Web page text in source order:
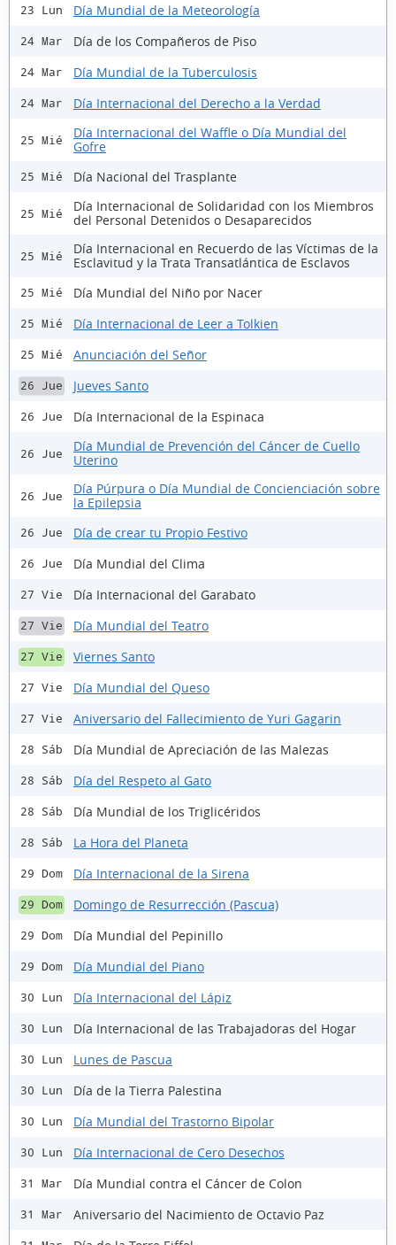
23 Lun Día Mundial de la Meteorología
24 Mar Día de los Compañeros de Piso
24 Mar Día Mundial de la Tuberculosis
24 Mar Día Internacional del Derecho a la Verdad
25 Mié
Día Internacional del Waffle o Día Mundial del
Gofre
25 Mié Día Nacional del Trasplante
25 Mié
Día Internacional de Solidaridad con los Miembros
del Personal Detenidos o Desaparecidos
25 Mié
Día Internacional en Recuerdo de las Víctimas de la
Esclavitud y la Trata Transatlántica de Esclavos
25 Mié Día Mundial del Niño por Nacer
25 Mié Día Internacional de Leer a Tolkien
25 Mié Anunciación del Señor
26 Jue Jueves Santo
26 Jue Día Internacional de la Espinaca
26 Jue
Día Mundial de Prevención del Cáncer de Cuello
Uterino
26 Jue
Día Púrpura o Día Mundial de Concienciación sobre
la Epilepsia
26 Jue Día de crear tu Propio Festivo
26 Jue Día Mundial del Clima
27 Vie Día Internacional del Garabato
27 Vie Día Mundial del Teatro
27 Vie Viernes Santo
27 Vie Día Mundial del Queso
27 Vie Aniversario del Fallecimiento de Yuri Gagarin
28 Sáb Día Mundial de Apreciación de las Malezas
28 Sáb Día del Respeto al Gato
28 Sáb Día Mundial de los Triglicéridos
28 Sáb La Hora del Planeta
29 Dom Día Internacional de la Sirena
29 Dom Domingo de Resurrección (Pascua)
29 Dom Día Mundial del Pepinillo
29 Dom Día Mundial del Piano
30 Lun Día Internacional del Lápiz
30 Lun Día Internacional de las Trabajadoras del Hogar
30 Lun Lunes de Pascua
30 Lun Día de la Tierra Palestina
30 Lun Día Mundial del Trastorno Bipolar
30 Lun Día Internacional de Cero Desechos
31 Mar Día Mundial contra el Cáncer de Colon
31 Mar Aniversario del Nacimiento de Octavio Paz